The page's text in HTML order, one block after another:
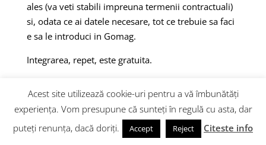
ales (va veti stabili impreuna termenii contractuali)
si, odata ce ai datele necesare, tot ce trebuie sa faci
e sa le introduci in Gomag.
Integrarea, repet, este gratuita.
Potrivit Pentru Magazinul Tau
8. Stabileste regulile de
transport si integrarile cu
Acest site utilizează cookie-uri pentru a vă îmbunătăți
experiența. Vom presupune că sunteți în regulă cu asta, dar
puteți renunța, dacă doriți.
Accept Reject Citeste info